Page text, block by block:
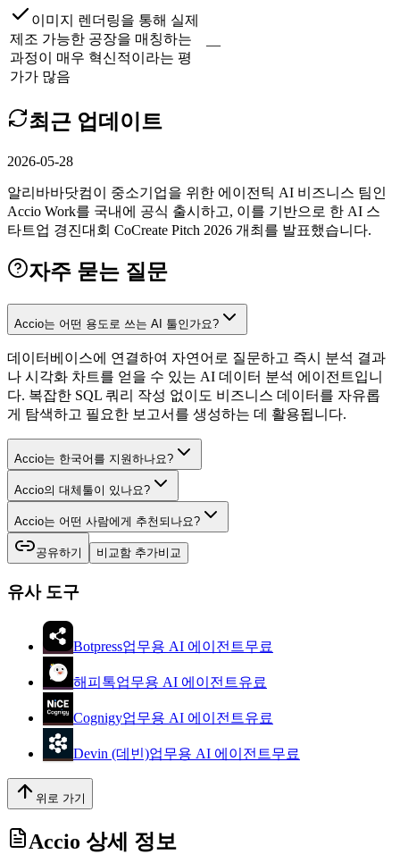
이미지 렌더링을 통해 실제
제조 가능한 공장을 매칭하는
과정이 매우 혁신적이라는 평
가가 많음
—
최근 업데이트
2026-05-28
알리바바닷컴이 중소기업을 위한 에이전틱 AI 비즈니스 팀인
Accio Work를 국내에 공식 출시하고, 이를 기반으로 한 AI 스
타트업 경진대회 CoCreate Pitch 2026 개최를 발표했습니다.
자주 묻는 질문
Accio는 어떤 용도로 쓰는 AI 툴인가요?
데이터베이스에 연결하여 자연어로 질문하고 즉시 분석 결과
나 시각화 차트를 얻을 수 있는 AI 데이터 분석 에이전트입니
다. 복잡한 SQL 쿼리 작성 없이도 비즈니스 데이터를 자유롭
게 탐색하고 필요한 보고서를 생성하는 데 활용됩니다.
Accio는 한국어를 지원하나요?
Accio의 대체툴이 있나요?
Accio는 어떤 사람에게 추천되나요?
공유하기 비교함 추가비교
유사 도구
Botpress업무용 AI 에이전트무료
해피톡업무용 AI 에이전트유료
Cognigy업무용 AI 에이전트유료
Devin (데빈)업무용 AI 에이전트무료
위로 가기
Accio 상세 정보